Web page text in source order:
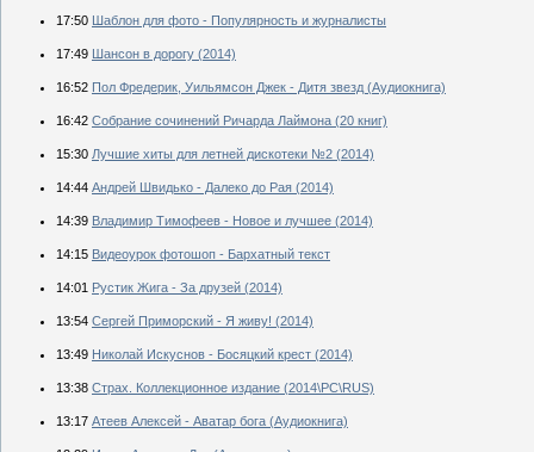
17:50 Шаблон для фото - Популярность и журналисты
17:49 Шансон в дорогу (2014)
16:52 Пол Фредерик, Уильямсон Джек - Дитя звезд (Аудиокнига)
16:42 Собрание сочинений Ричарда Лаймона (20 книг)
15:30 Лучшие хиты для летней дискотеки №2 (2014)
14:44 Андрей Швидько - Далеко до Рая (2014)
14:39 Владимир Тимофеев - Новое и лучшее (2014)
14:15 Видеоурок фотошоп - Бархатный текст
14:01 Рустик Жига - За друзей (2014)
13:54 Сергей Приморский - Я живу! (2014)
13:49 Николай Искуснов - Босяцкий крест (2014)
13:38 Страх. Коллекционное издание (2014\PC\RUS)
13:17 Атеев Алексей - Аватар бога (Аудиокнига)